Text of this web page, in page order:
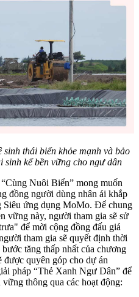
thái biển khỏe mạnh và bảo
kế bền vững cho ngư dân
Nuôi Biển” mong muốn
đồng người dùng nhân ái khắp
Siêu ứng dụng MoMo. Để chung
vững này, người tham gia sẽ sử
để mời cộng đồng đấu giá
tham gia sẽ quyết định thời
tăng thấp nhất của chương
được quyên góp cho dự án
pháp “Thẻ Xanh Ngư Dân” để
thông qua các hoạt động: